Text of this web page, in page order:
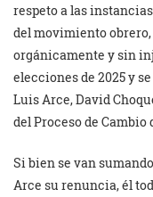
respeto a las
del movimiento
orgánicamente y sin
elecciones de 2025 y
Luis Arce, David
del Proceso de
Si bien se van
Arce su renuncia, él